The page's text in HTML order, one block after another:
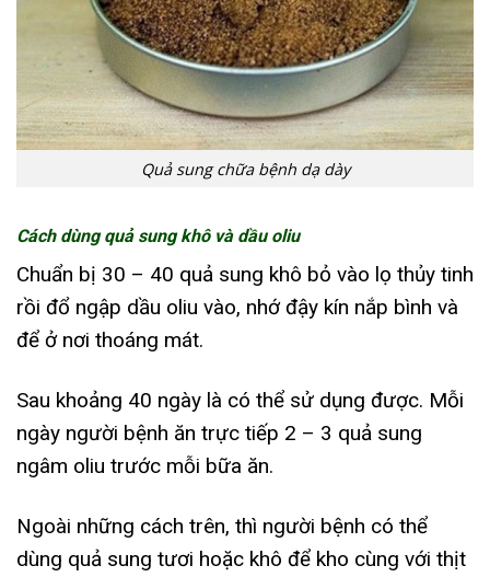
Quả sung chữa bệnh dạ dày
Cách dùng quả sung khô và dầu oliu
Chuẩn bị 30 – 40 quả sung khô bỏ vào lọ thủy tinh
rồi đổ ngập dầu oliu vào, nhớ đậy kín nắp bình và
để ở nơi thoáng mát.
Sau khoảng 40 ngày là có thể sử dụng được. Mỗi
ngày người bệnh ăn trực tiếp 2 – 3 quả sung
ngâm oliu trước mỗi bữa ăn.
Ngoài những cách trên, thì người bệnh có thể
dùng quả sung tươi hoặc khô để kho cùng với thịt